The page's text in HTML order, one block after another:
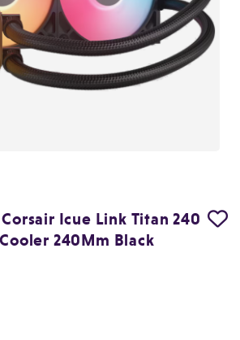
Icue Link Titan 240
240Mm Black